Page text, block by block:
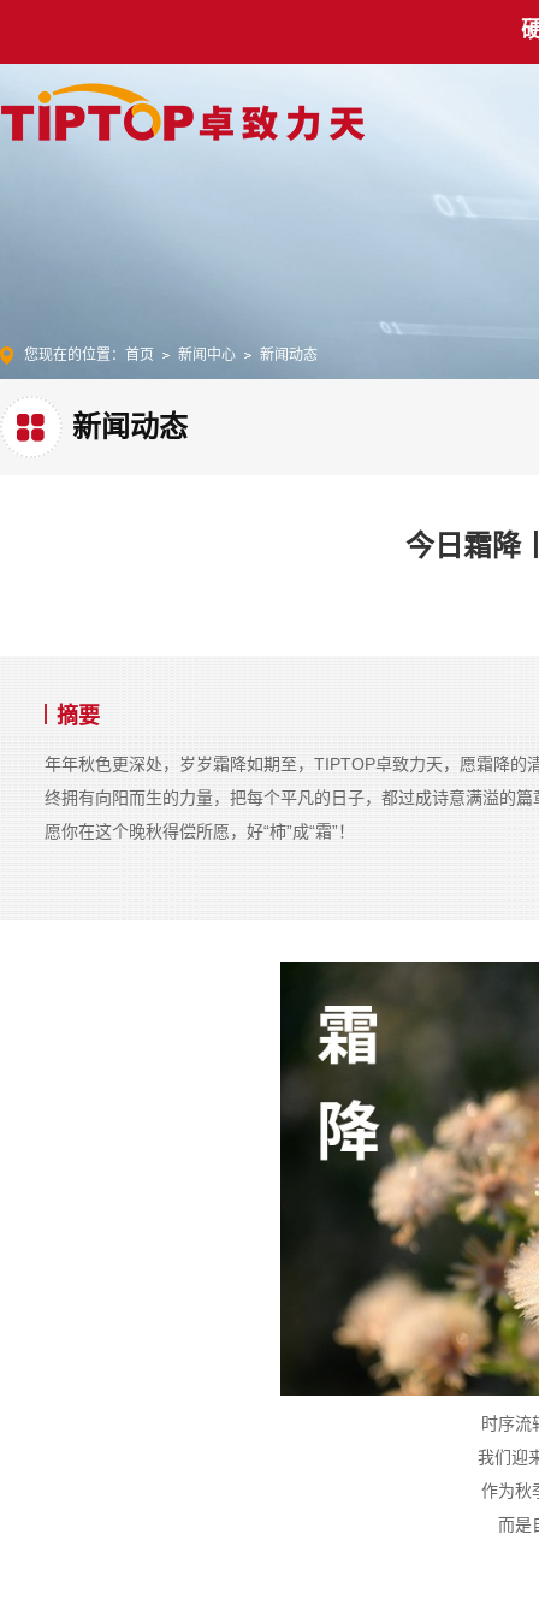
您现在的位置： 首页 新闻中心 新闻动态
新闻动态
今日霜降
摘要
年年秋色更深处，岁岁霜降如期至，TIPTOP卓致力天，愿霜降
终拥有向阳而生的力量，把每个平凡的日子，都过成诗意满溢的
愿你在这个晚秋得偿所愿，好“柿”成“霜”！
时序流
我们迎
作为秋
而是